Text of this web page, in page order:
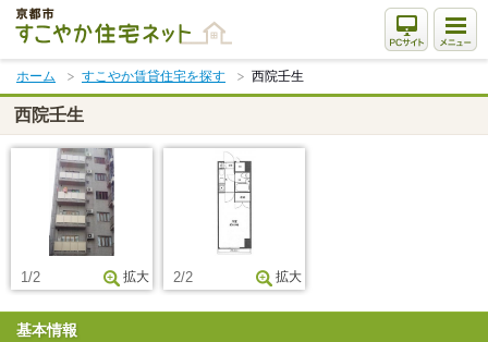
本
文
ま
で
ス
キ
ホーム すこやか賃貸住宅を探す 西院壬生
西院壬生
1/2 拡大 2/2 拡大
基本情報